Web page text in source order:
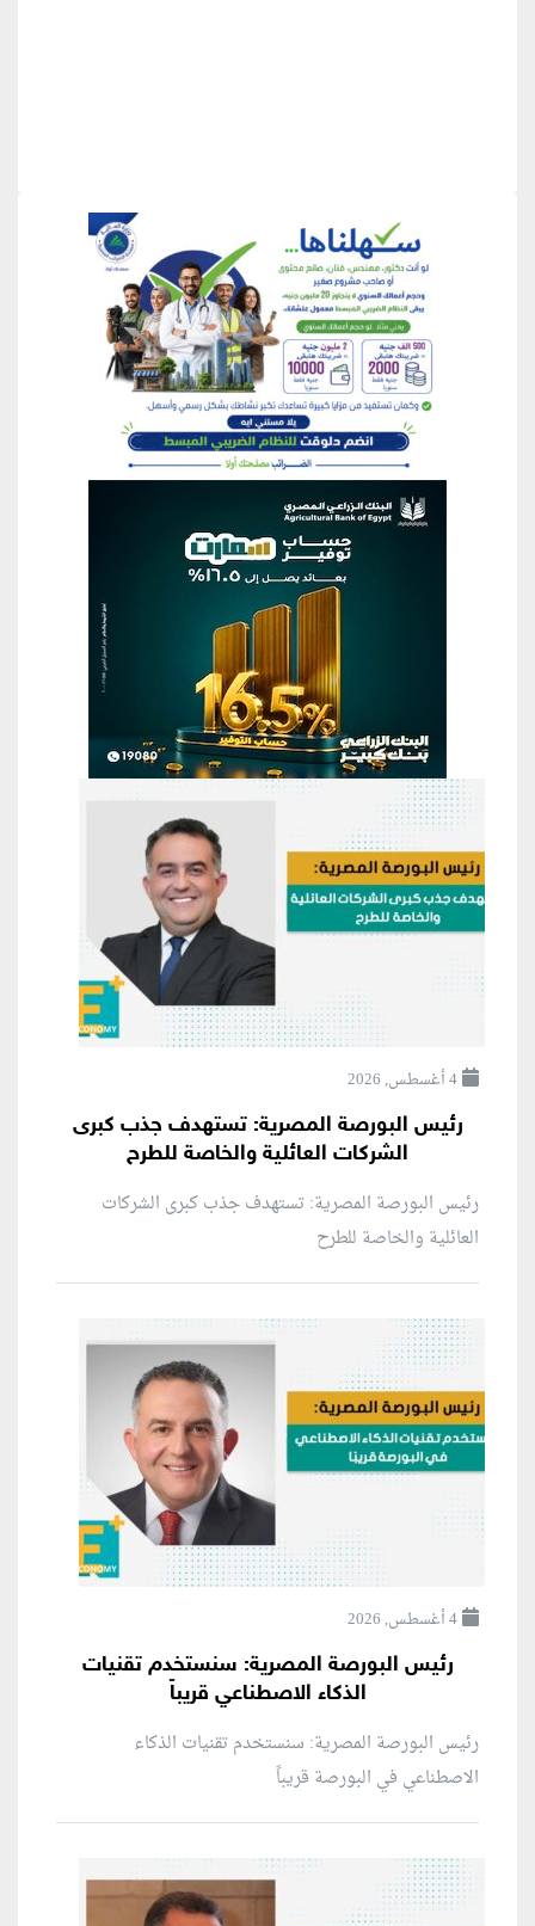
منطقة إعلانية
منطقة إعلانية
4 أغسطس, 2026
رئيس البورصة المصرية: تستهدف جذب كبرى
الشركات العائلية والخاصة للطرح
رئيس البورصة المصرية: تستهدف جذب كبرى الشركات
العائلية والخاصة للطرح
4 أغسطس, 2026
رئيس البورصة المصرية: سنستخدم تقنيات
الذكاء الاصطناعي قريباً
رئيس البورصة المصرية: سنستخدم تقنيات الذكاء
الاصطناعي في البورصة قريباً